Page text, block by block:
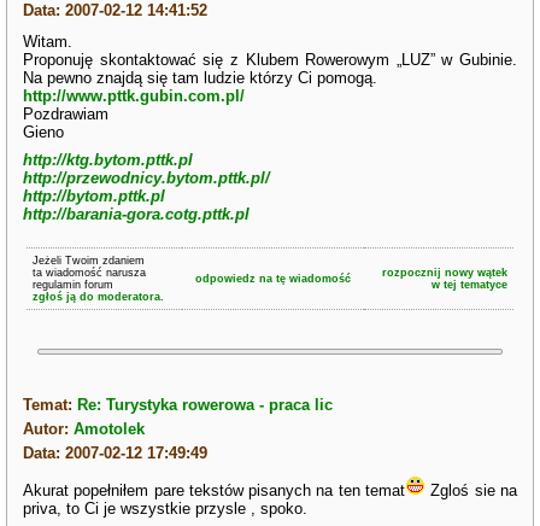
Data: 2007-02-12 14:41:52
Witam.
Proponuję skontaktować się z Klubem Rowerowym „LUZ” w Gubinie.
Na pewno znajdą się tam ludzie którzy Ci pomogą.
http://www.pttk.gubin.com.pl/
Pozdrawiam
Gieno
http://ktg.bytom.pttk.pl
http://przewodnicy.bytom.pttk.pl/
http://bytom.pttk.pl
http://barania-gora.cotg.pttk.pl
Jeżeli Twoim zdaniem
ta wiadomość narusza
regulamin forum
zgłoś ją do moderatora.
odpowiedz na tę wiadomość
rozpocznij nowy wątek
w tej tematyce
Temat: Re: Turystyka rowerowa - praca lic
Autor:Amotolek
Data: 2007-02-12 17:49:49
Akurat popełniłem pare tekstów pisanych na ten temat
Zgloś sie na
priva, to Ci je wszystkie przysle , spoko.